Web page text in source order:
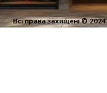
Всі права захищені © 2024